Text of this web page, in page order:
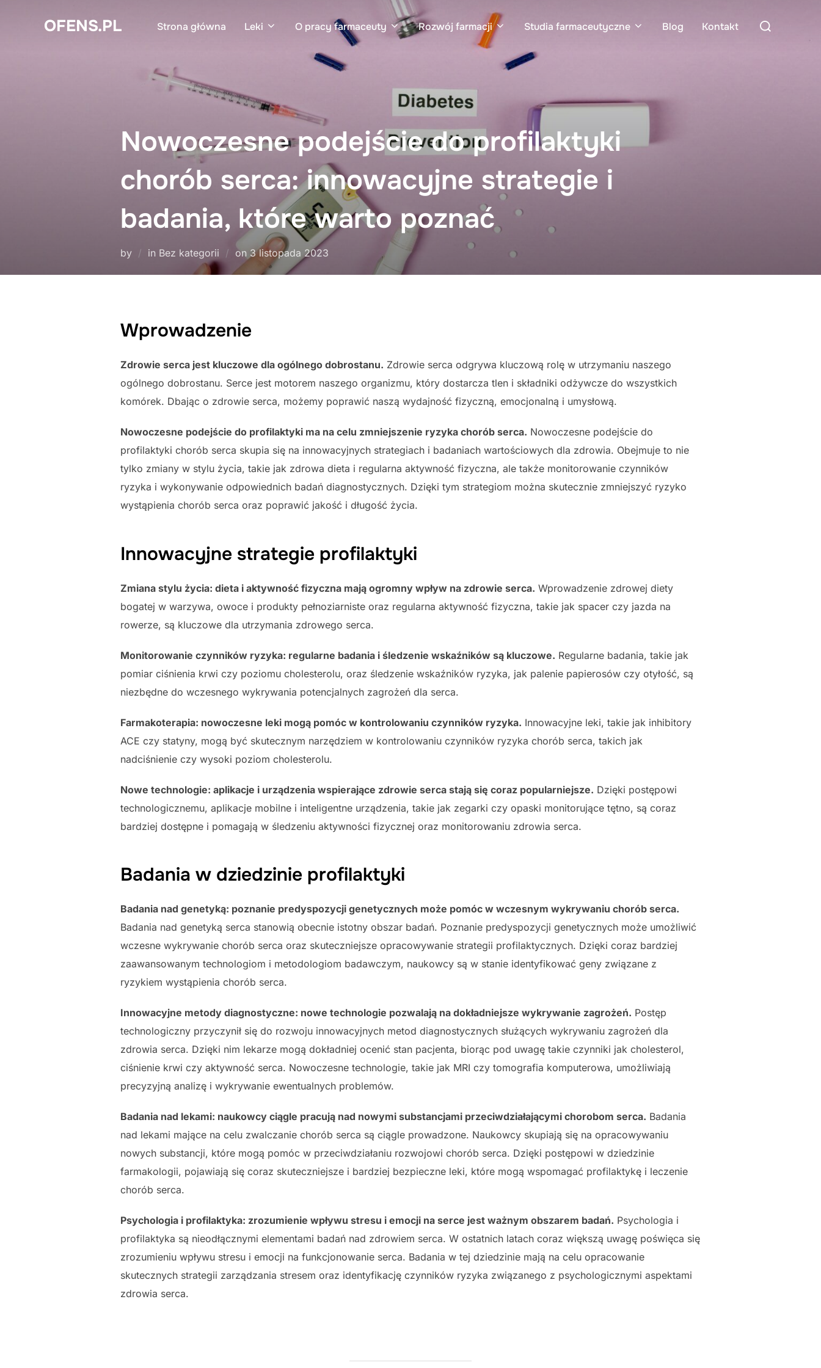
OFENS.PL Strona główna Leki O pracy farmaceuty Rozwój farmacji Studia farmaceutyczne Blog Kontakt
Search
Nowoczesne podejście do profilaktyki
chorób serca: innowacyjne strategie i
badania, które warto poznać
by in Bez kategorii on Posted
3 listopada 2023
Wprowadzenie
Zdrowie serca jest kluczowe dla ogólnego dobrostanu. Zdrowie serca odgrywa kluczową rolę w utrzymaniu naszego
ogólnego dobrostanu. Serce jest motorem naszego organizmu, który dostarcza tlen i składniki odżywcze do wszystkich
komórek. Dbając o zdrowie serca, możemy poprawić naszą wydajność fizyczną, emocjonalną i umysłową.
Nowoczesne podejście do profilaktyki ma na celu zmniejszenie ryzyka chorób serca. Nowoczesne podejście do
profilaktyki chorób serca skupia się na innowacyjnych strategiach i badaniach wartościowych dla zdrowia. Obejmuje to nie
tylko zmiany w stylu życia, takie jak zdrowa dieta i regularna aktywność fizyczna, ale także monitorowanie czynników
ryzyka i wykonywanie odpowiednich badań diagnostycznych. Dzięki tym strategiom można skutecznie zmniejszyć ryzyko
wystąpienia chorób serca oraz poprawić jakość i długość życia.
Innowacyjne strategie profilaktyki
Zmiana stylu życia: dieta i aktywność fizyczna mają ogromny wpływ na zdrowie serca. Wprowadzenie zdrowej diety
bogatej w warzywa, owoce i produkty pełnoziarniste oraz regularna aktywność fizyczna, takie jak spacer czy jazda na
rowerze, są kluczowe dla utrzymania zdrowego serca.
Monitorowanie czynników ryzyka: regularne badania i śledzenie wskaźników są kluczowe. Regularne badania, takie jak
pomiar ciśnienia krwi czy poziomu cholesterolu, oraz śledzenie wskaźników ryzyka, jak palenie papierosów czy otyłość, są
niezbędne do wczesnego wykrywania potencjalnych zagrożeń dla serca.
Farmakoterapia: nowoczesne leki mogą pomóc w kontrolowaniu czynników ryzyka. Innowacyjne leki, takie jak inhibitory
ACE czy statyny, mogą być skutecznym narzędziem w kontrolowaniu czynników ryzyka chorób serca, takich jak
nadciśnienie czy wysoki poziom cholesterolu.
Nowe technologie: aplikacje i urządzenia wspierające zdrowie serca stają się coraz popularniejsze. Dzięki postępowi
technologicznemu, aplikacje mobilne i inteligentne urządzenia, takie jak zegarki czy opaski monitorujące tętno, są coraz
bardziej dostępne i pomagają w śledzeniu aktywności fizycznej oraz monitorowaniu zdrowia serca.
Badania w dziedzinie profilaktyki
Badania nad genetyką: poznanie predyspozycji genetycznych może pomóc w wczesnym wykrywaniu chorób serca.
Badania nad genetyką serca stanowią obecnie istotny obszar badań. Poznanie predyspozycji genetycznych może umożliwić
wczesne wykrywanie chorób serca oraz skuteczniejsze opracowywanie strategii profilaktycznych. Dzięki coraz bardziej
zaawansowanym technologiom i metodologiom badawczym, naukowcy są w stanie identyfikować geny związane z
ryzykiem wystąpienia chorób serca.
Innowacyjne metody diagnostyczne: nowe technologie pozwalają na dokładniejsze wykrywanie zagrożeń. Postęp
technologiczny przyczynił się do rozwoju innowacyjnych metod diagnostycznych służących wykrywaniu zagrożeń dla
zdrowia serca. Dzięki nim lekarze mogą dokładniej ocenić stan pacjenta, biorąc pod uwagę takie czynniki jak cholesterol,
ciśnienie krwi czy aktywność serca. Nowoczesne technologie, takie jak MRI czy tomografia komputerowa, umożliwiają
precyzyjną analizę i wykrywanie ewentualnych problemów.
Badania nad lekami: naukowcy ciągle pracują nad nowymi substancjami przeciwdziałającymi chorobom serca. Badania
nad lekami mające na celu zwalczanie chorób serca są ciągle prowadzone. Naukowcy skupiają się na opracowywaniu
nowych substancji, które mogą pomóc w przeciwdziałaniu rozwojowi chorób serca. Dzięki postępowi w dziedzinie
farmakologii, pojawiają się coraz skuteczniejsze i bardziej bezpieczne leki, które mogą wspomagać profilaktykę i leczenie
chorób serca.
Psychologia i profilaktyka: zrozumienie wpływu stresu i emocji na serce jest ważnym obszarem badań. Psychologia i
profilaktyka są nieodłącznymi elementami badań nad zdrowiem serca. W ostatnich latach coraz większą uwagę poświęca się
zrozumieniu wpływu stresu i emocji na funkcjonowanie serca. Badania w tej dziedzinie mają na celu opracowanie
skutecznych strategii zarządzania stresem oraz identyfikację czynników ryzyka związanego z psychologicznymi aspektami
zdrowia serca.